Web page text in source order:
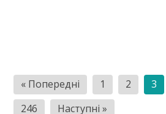
Пагінація
записів
« Попередні 1 2 3
246
Наступні »